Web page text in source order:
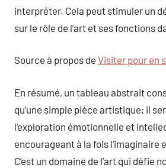
interpréter. Cela peut stimuler un
sur le rôle de l’art et ses fonctions
Source à propos de Visiter pour en
En résumé, un tableau abstrait
qu’une simple pièce artistique; il
l’exploration émotionnelle et
encourageant à la fois l’imaginaire
C’est un domaine de l’art qui défie